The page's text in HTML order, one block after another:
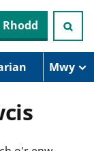
Rhodd
Mwy